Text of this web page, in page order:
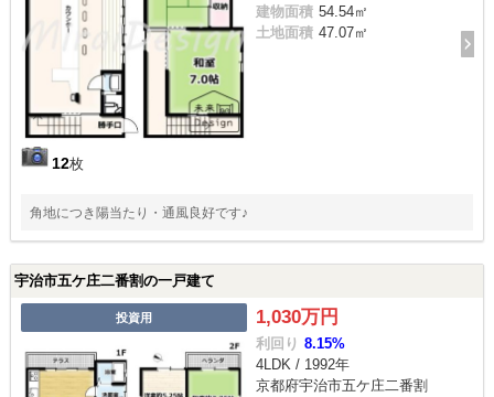
12枚
建物面積 54.54㎡
土地面積 47.07㎡
角地につき陽当たり・通風良好です♪
宇治市五ケ庄二番割の一戸建て
投資用 1,030万円
利回り 8.15%
4LDK / 1992年
京都府宇治市五ケ庄二番割